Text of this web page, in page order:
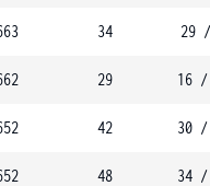
34 29
29 16 /
42 30 /
48 34 /